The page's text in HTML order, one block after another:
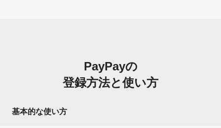
PayPayの
登録方法と使い方
基本的な使い方